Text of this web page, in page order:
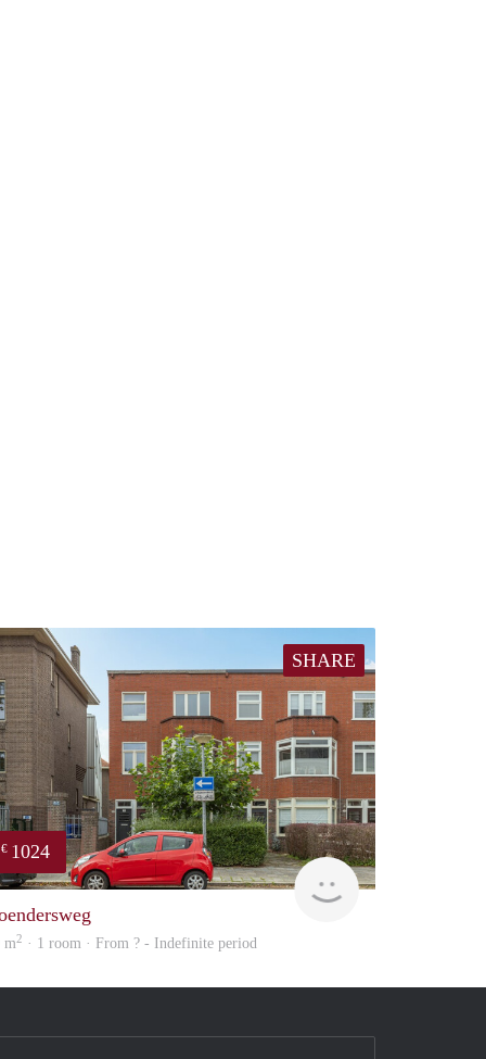
SHARE
€ 1024
Vast & Goed
m2 · 1 room · From ? - Indefinite period